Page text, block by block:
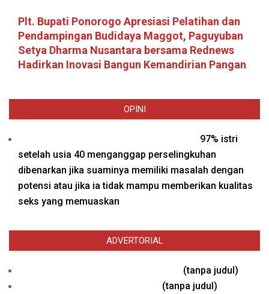
Plt. Bupati Ponorogo Apresiasi Pelatihan dan
Pendampingan Budidaya Maggot, Paguyuban
Setya Dharma Nusantara bersama Rednews
Hadirkan Inovasi Bangun Kemandirian Pangan
OPINI
97% istri
setelah usia 40 menganggap perselingkuhan
dibenarkan jika suaminya memiliki masalah dengan
potensi atau jika ia tidak mampu memberikan kualitas
seks yang memuaskan
ADVERTORIAL
(tanpa judul)
(tanpa judul)